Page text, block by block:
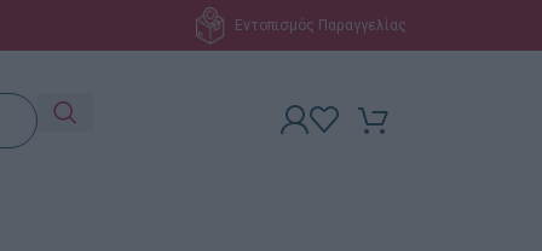
Εντοπισμός Παραγγελίας